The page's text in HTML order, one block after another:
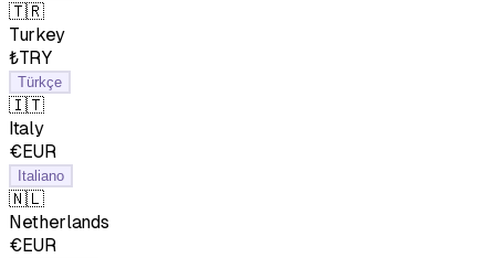
🇹🇷
Turkey
₺TRY
Türkçe
🇮🇹
Italy
€EUR
Italiano
🇳🇱
Netherlands
€EUR